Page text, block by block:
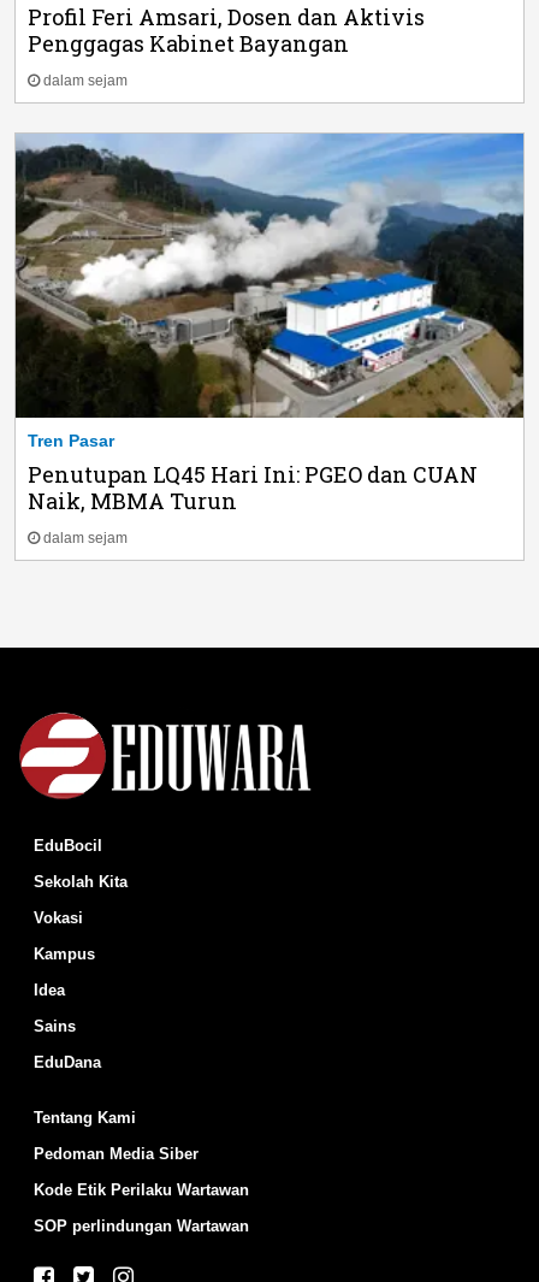
Profil Feri Amsari, Dosen dan Aktivis
Penggagas Kabinet Bayangan
dalam sejam
Tren Pasar
Penutupan LQ45 Hari Ini: PGEO dan CUAN
Naik, MBMA Turun
dalam sejam
EduBocil
Sekolah Kita
Vokasi
Kampus
Idea
Sains
EduDana
Tentang Kami
Pedoman Media Siber
Kode Etik Perilaku Wartawan
SOP perlindungan Wartawan